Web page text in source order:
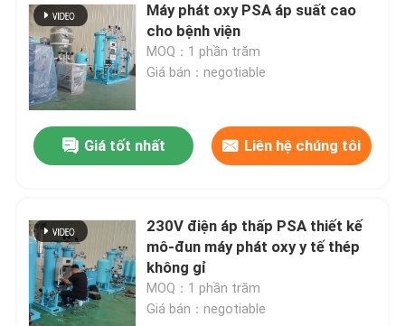
Máy phát oxy PSA áp suất cao
cho bệnh viện
MOQ：1 phần trăm
Giá bán：negotiable
Giá tốt nhất Liên hệ chúng tôi
230V điện áp thấp PSA thiết kế
mô-đun máy phát oxy y tế thép
không gỉ
MOQ：1 phần trăm
Giá bán：negotiable